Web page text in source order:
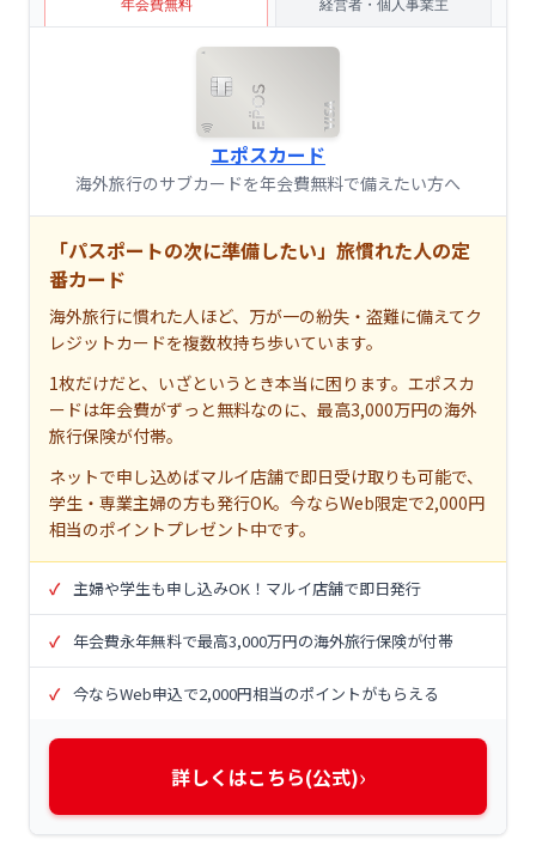
年会費無料 経営者・個人事業主
エポスカード
海外旅行のサブカードを年会費無料で備えたい方へ
「パスポートの次に準備したい」旅慣れた人の定
番カード
海外旅行に慣れた人ほど、万が一の紛失・盗難に備えてク
レジットカードを複数枚持ち歩いています。
1枚だけだと、いざというとき本当に困ります。エポスカ
ードは年会費がずっと無料なのに、最高3,000万円の海外
旅行保険が付帯。
ネットで申し込めばマルイ店舗で即日受け取りも可能で、
学生・専業主婦の方も発行OK。今ならWeb限定で2,000円
相当のポイントプレゼント中です。
主婦や学生も申し込みOK！マルイ店舗で即日発行
年会費永年無料で最高3,000万円の海外旅行保険が付帯
今ならWeb申込で2,000円相当のポイントがもらえる
詳しくはこちら(公式)›